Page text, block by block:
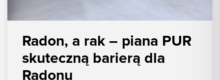
Radon, a rak – piana PUR
skuteczną barierą dla
Radonu